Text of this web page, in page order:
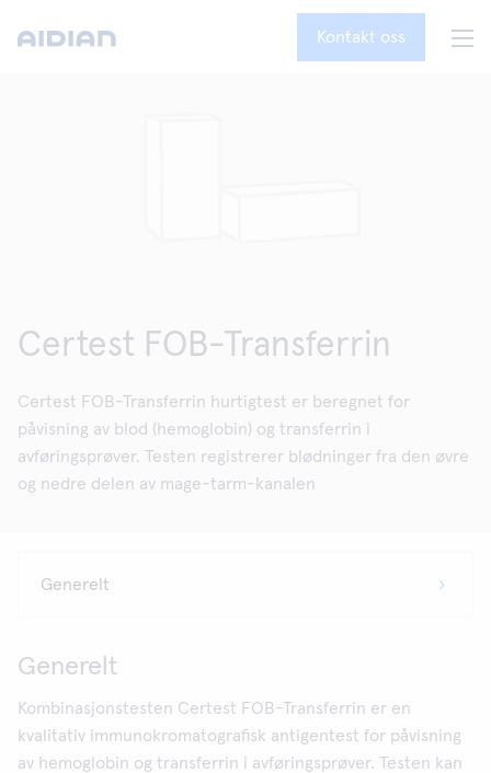
Kontakt oss
Certest FOB-Transferrin
Certest FOB-Transferrin hurtigtest er beregnet for
påvisning av blod (hemoglobin) og transferrin i
avføringsprøver. Testen registrerer blødninger fra den øvre
og nedre delen av mage-tarm-kanalen
Generelt
Kombinasjonstesten Certest FOB-Transferrin er en
kvalitativ immunokromatografisk antigentest for påvisning
av hemoglobin og transferrin i avføringsprøver. Testen kan